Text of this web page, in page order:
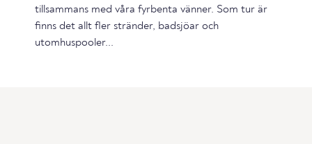
tillsammans med våra fyrbenta vänner. Som tur är
finns det allt fler stränder, badsjöar och
utomhuspooler...